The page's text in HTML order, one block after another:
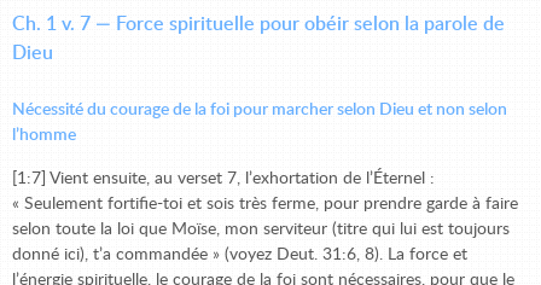
Ch. 1 v. 7 — Force spirituelle pour obéir selon la parole de
Dieu
Nécessité du courage de la foi pour marcher selon Dieu et non selon
l’homme
[1:7] Vient ensuite, au verset 7, l’exhortation de l’Éternel :
« Seulement fortifie-toi et sois très ferme, pour prendre garde à faire
selon toute la loi que Moïse, mon serviteur (titre qui lui est toujours
donné ici), t’a commandée » (voyez Deut. 31:6, 8). La force et
l’énergie spirituelle, le courage de la foi sont nécessaires, pour que le